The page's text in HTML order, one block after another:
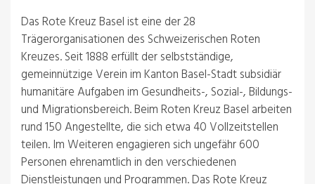
Das Rote Kreuz Basel ist eine der 28
Trägerorganisationen des Schweizerischen Roten
Kreuzes. Seit 1888 erfüllt der selbstständige,
gemeinnützige Verein im Kanton Basel-Stadt subsidiär
humanitäre Aufgaben im Gesundheits-, Sozial-, Bildungs-
und Migrationsbereich. Beim Roten Kreuz Basel arbeiten
rund 150 Angestellte, die sich etwa 40 Vollzeitstellen
teilen. Im Weiteren engagieren sich ungefähr 600
Personen ehrenamtlich in den verschiedenen
Dienstleistungen und Programmen. Das Rote Kreuz